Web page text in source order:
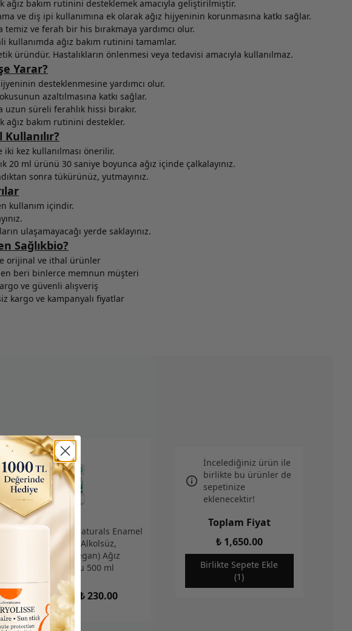
ağız bakım rutinini desteklemek amacıyla geliştirilmiştir.
ve diş ipi kullanımına ek olarak ağız hijyeninin korunmasına katkı sağlar.
temiz ve ferah bir his bırakmaya yardımcı olur.
kullanımda ağız bakım rutinini tamamlar.
üründür. Hastalıkların önlenmesi veya tedavisi amacıyla kullanılmaz.
Yarar?
desteklenmesine yardımcı olur.
azaltılmasına katkı sağlar.
uzun süreli ferahlık hissi bırakır.
ağız bakım rutinini destekler.
Kullanılır?
iki kez kullanılması önerilir.
20 ml ürünü 30 saniye boyunca ağız içinde çalkalayınız.
sonra tükürünüz, yutmayınız.
kullanım içindir.
ulaşamayacağı yerde saklayınız.
Sağlıkbio?
orijinal ve ithal ürünler
beri binlerce memnun müşteri
ve güvenli alışveriş
kargo ve kampanyalı fiyatlar
Listerine Naturals Enamel
Koruyucu (Alkolsüz,
Boyasız, Vegan) Ağız
Bakım Suyu 500 ml
₺ 390.00 ₺ 230.00
İncelediğiniz ürün ile
birlikte bu ürünler de
sepetinize
eklenecektir!
Toplam Fiyat
₺ 1,650.00
Birlikte Sepete Ekle
(1)